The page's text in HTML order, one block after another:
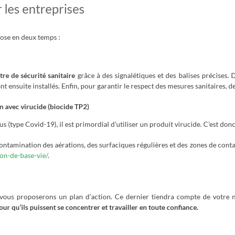
les entreprises
en deux temps :
de sécurité sanitaire grâce à des signalétiques et des balises
ensuite installés. Enfin, pour garantir le respect des mesures sanitaires,
avec virucide (biocide TP2)
(type Covid-19), il est primordial d’utiliser un produit virucide. C’est
des aérations, des surfaciques régulières et des zones de
de-base-vie/.
proposerons un plan d’action. Ce dernier tiendra compte de votre
qu’ils puissent se concentrer et travailler en toute confiance.